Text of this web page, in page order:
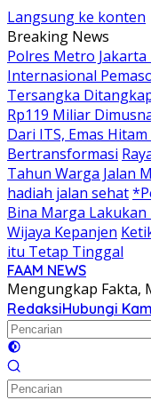
Langsung ke konten
Breaking News
Polres Metro
Internasional
Tersangka
Rp119 Miliar
Dari ITS, Emas
Bertransformasi
Tahun Warga Jalan
hadiah jalan sehat
Bina Marga Lakukan
Wijaya Kepanjen
itu Tetap Tinggal
FAAM NEWS
Mengungkap Fakta,
RedaksiHubungi